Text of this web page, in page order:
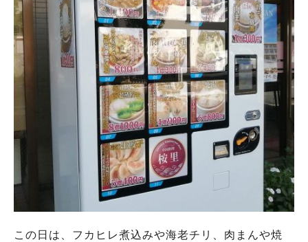
この日は、フカヒレ煮込みや海老チリ、肉まんや焼